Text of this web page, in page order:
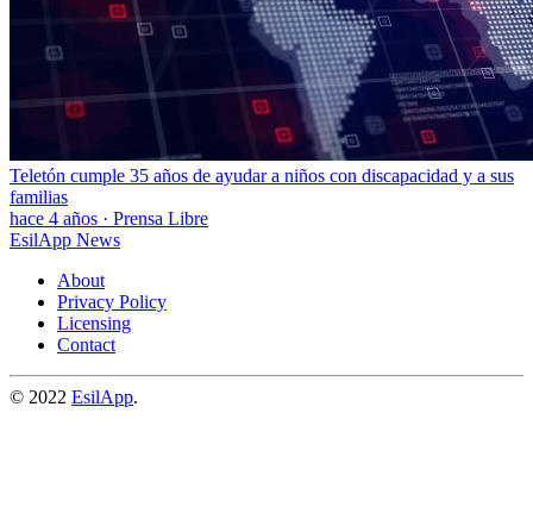
Teletón cumple 35 años de ayudar a niños con discapacidad y a sus
familias
hace 4 años · Prensa Libre
EsilApp News
About
Privacy Policy
Licensing
Contact
© 2022 EsilApp.